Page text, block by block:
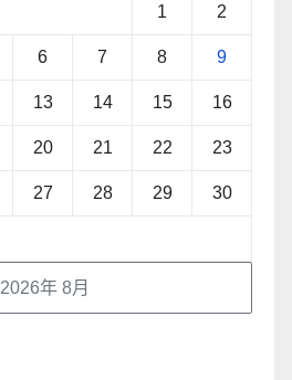
2026年 8月
1 2
6 7 8 9
13 14 15 16
20 21 22 23
27 28 29 30